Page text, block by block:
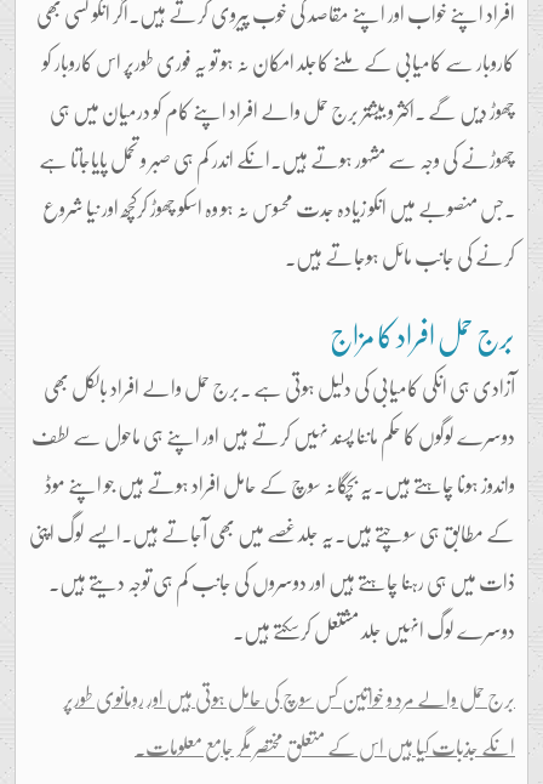
افراد اپنے خواب اور اپنے مقاصد کی خوب پیروی کرتے ہیں۔اگر انکو کسی بھی
کاروبار سے کامیابی کے ملنے کاجلد امکان نہ ہو تو یہ فوری طورپر اس کاروبار کو
چھوڑ دیں گے ۔اکثر و بیشتر برج حمل والے افراد اپنے کام کو درمیان میں ہی
چھوڑنے کی وجہ سے مشہور ہوتے ہیں۔انکے اندر کم ہی صبر و تحمل پایاجاتا ہے
۔جس منصوبے میں انکو زیادہ جدت محسوس نہ ہو وہ اسکو چھوڑ کرکچھ اور نیا شروع
کرنے کی جانب مائل ہوجاتے ہیں۔
برج حمل افراد کا مزاج
آزادی ہی انکی کامیابی کی دلیل ہوتی ہے ۔برج حمل والے افراد بالکل بھی
دوسرے لوگوں کا حکم ماننا پسند نہیں کرتے ہیں اور اپنے ہی ماحول سے لطف
واندوز ہونا چاہتے ہیں۔یہ بچگانہ سوچ کے حامل افراد ہوتے ہیں جو اپنے موڈ
کے مطابق ہی سوچتے ہیں۔یہ جلد غصے میں بھی آجاتے ہیں۔ایسے لوگ اپنی
ذات میں ہی رہنا چاہتے ہیں اور دوسروں کی جانب کم ہی توجہ دیتے ہیں۔
دوسرے لوگ انہیں جلد مشتعل کرسکتے ہیں۔
برج حمل والے مرد و خواتین کس سوچ کی حامل ہوتی ہیں اور رومانوی طورپر
انکے جذبات کیا ہیں اس کے متعلق مختصر مگر جامع معلومات۔